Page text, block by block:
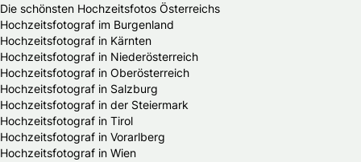
Die schönsten Hochzeitsfotos Österreichs
Hochzeitsfotograf im Burgenland
Hochzeitsfotograf in Kärnten
Hochzeitsfotograf in Niederösterreich
Hochzeitsfotograf in Oberösterreich
Hochzeitsfotograf in Salzburg
Hochzeitsfotograf in der Steiermark
Hochzeitsfotograf in Tirol
Hochzeitsfotograf in Vorarlberg
Hochzeitsfotograf in Wien